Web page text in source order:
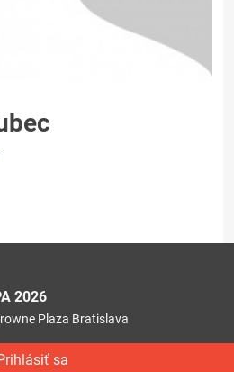
2026
Plaza Bratislava
sa